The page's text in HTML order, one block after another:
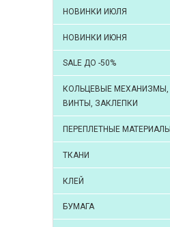
НОВИНКИ ИЮЛЯ
НОВИНКИ ИЮНЯ
SALE ДО -50%
КОЛЬЦЕВЫЕ МЕХАНИЗМЫ,
ВИНТЫ, ЗАКЛЕПКИ
ПЕРЕПЛЕТНЫЕ МАТЕРИАЛЫ
ТКАНИ
КЛЕЙ
БУМАГА